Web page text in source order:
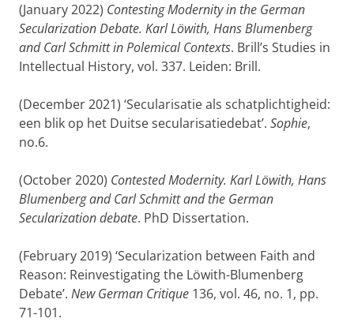
(January 2022) Contesting Modernity in the German
Secularization Debate. Karl Löwith, Hans Blumenberg
and Carl Schmitt in Polemical Contexts. Brill’s Studies in
Intellectual History, vol. 337. Leiden: Brill.
(December 2021) ‘Secularisatie als schatplichtigheid:
een blik op het Duitse secularisatiedebat’. Sophie,
no.6.
(October 2020) Contested Modernity. Karl Löwith, Hans
Blumenberg and Carl Schmitt and the German
Secularization debate. PhD Dissertation.
(February 2019) ‘Secularization between Faith and
Reason: Reinvestigating the Löwith-Blumenberg
Debate’. New German Critique 136, vol. 46, no. 1, pp.
71-101.